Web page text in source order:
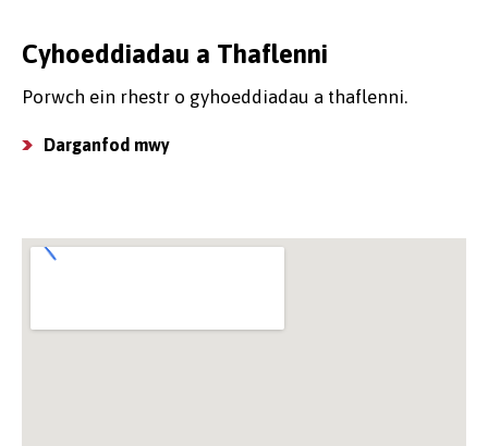
Cyhoeddiadau a Thaflenni
Porwch ein rhestr o gyhoeddiadau a thaflenni.
Darganfod mwy